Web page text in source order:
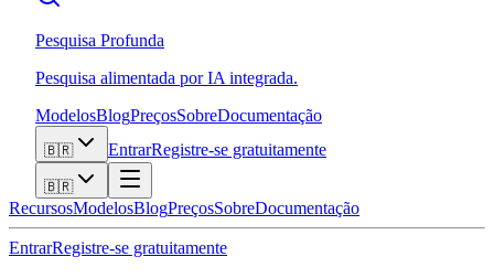
Pesquisa Profunda
Pesquisa alimentada por IA integrada.
ModelosBlogPreçosSobreDocumentação
🇧🇷 EntrarRegistre-se gratuitamente
🇧🇷
RecursosModelosBlogPreçosSobreDocumentação
EntrarRegistre-se gratuitamente